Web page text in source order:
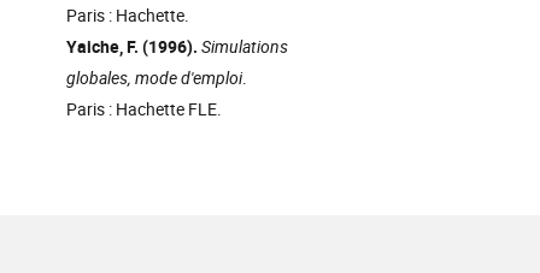
Paris : Hachette.
Yaiche, F. (1996). Simulations
globales, mode d'emploi.
Paris : Hachette FLE.